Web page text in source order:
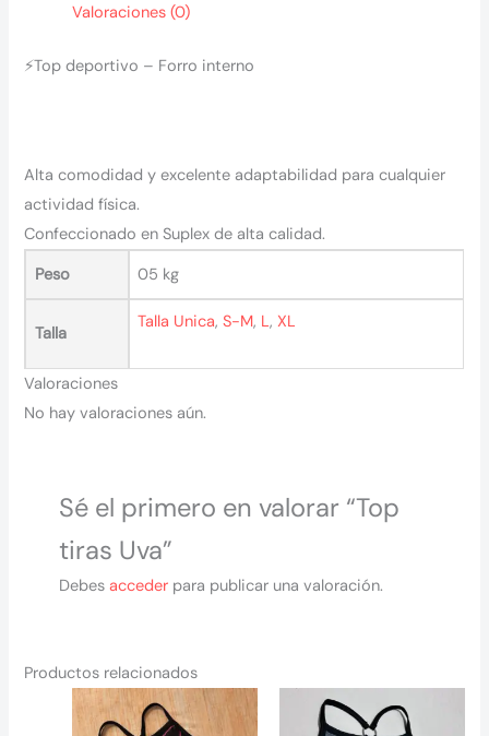
Valoraciones (0)
⚡Top deportivo – Forro interno
Alta comodidad y excelente adaptabilidad para cualquier
actividad física.
Confeccionado en Suplex de alta calidad.
Peso
05 kg
Talla
Talla Unica, S-M, L, XL
Valoraciones
No hay valoraciones aún.
Sé el primero en valorar “Top
tiras Uva”
Debes accederpara publicar una valoración.
Productos relacionados